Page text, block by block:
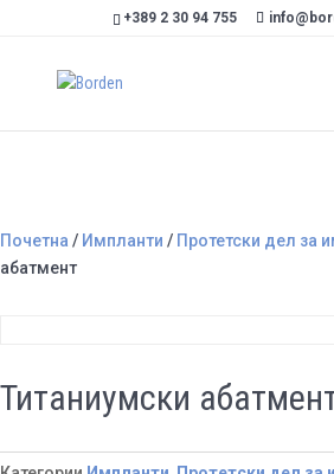
+389 2 30 94 755
Почетна / Импланти / Протетски дел за
абатмент
Титаниумски